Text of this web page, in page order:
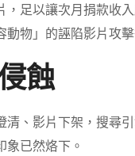
足以讓次月捐款收
物」的誣陷影片攻
蝕
、影片下架，搜尋
已然烙下。